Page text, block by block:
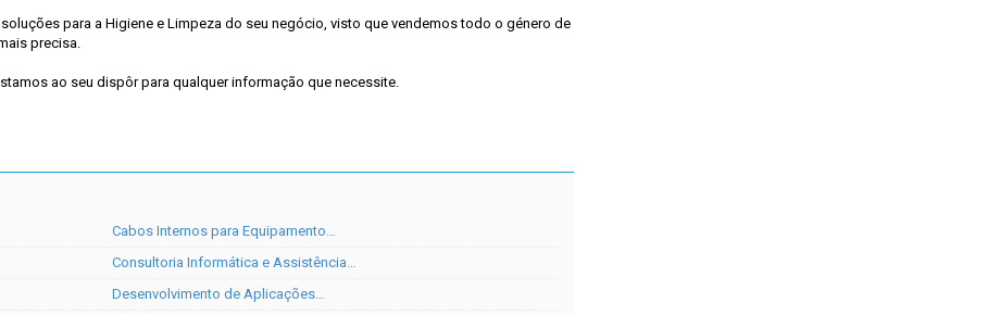
para a Higiene e Limpeza do seu negócio, visto que vendemos todo o género de
precisa.
ao seu dispôr para qualquer informação que necessite.
Cabos Internos para Equipamento…
Consultoria Informática e Assistência…
Desenvolvimento de Aplicações…